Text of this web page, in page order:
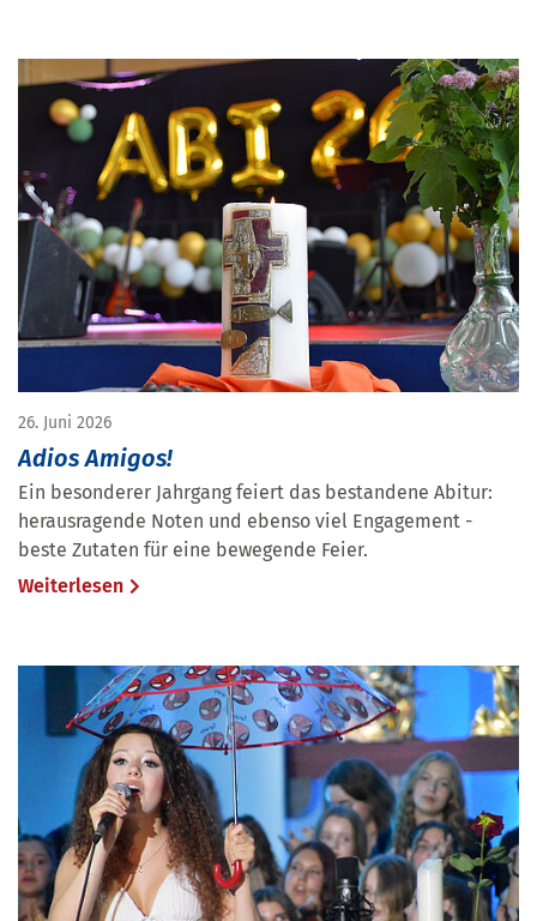
26. Juni 2026
Adios Amigos!
Ein besonderer Jahrgang feiert das bestandene Abitur:
herausragende Noten und ebenso viel Engagement -
beste Zutaten für eine bewegende Feier.
Weiterlesen